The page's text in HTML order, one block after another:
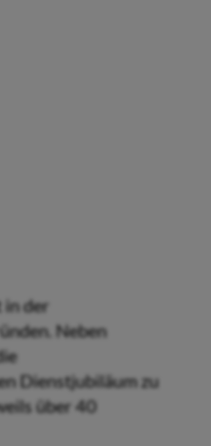
der
Neben
Dienstjubiläum zu
über 40